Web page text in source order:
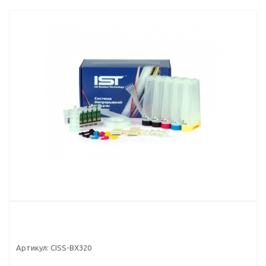
Артикул: CISS-BX320